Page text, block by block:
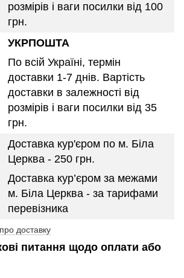
розмірів і ваги посилки від 100
грн.
УКРПОШТА
По всій Україні, термін
доставки 1-7 днів. Вартість
доставки в залежності від
розмірів і ваги посилки від 35
грн.
Доставка кур'єром по м. Біла
Церква - 250 грн.
Доставка кур’єром за межами
м. Біла Церква - за тарифами
перевізника
доставку
питання щодо оплати або